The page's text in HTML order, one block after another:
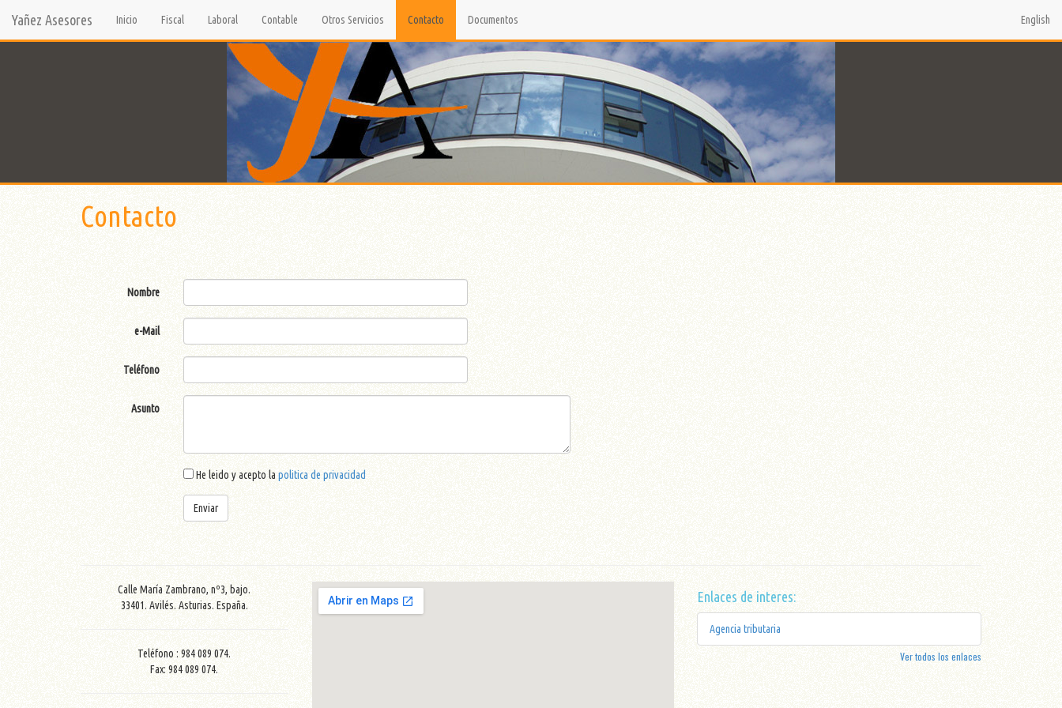
Yañez Asesores Inicio Fiscal Laboral Contable Otros Servicios Contacto Documentos English
Contacto
Nombre
e-Mail
Teléfono
Asunto
He leido y acepto lapolitica de privacidad
Calle María Zambrano, nº3, bajo.
33401. Avilés. Asturias. España.
Teléfono : 984 089 074.
Fax: 984 089 074.
Enlaces de interes:
Agencia tributaria
Ver todos los enlaces